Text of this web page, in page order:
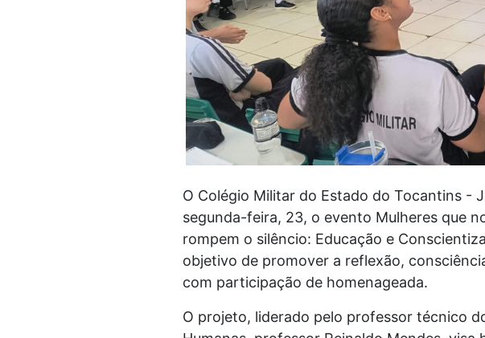
O Colégio Militar do Estado do Tocantins -
segunda-feira, 23, o evento Mulheres que
rompem o silêncio: Educação e
objetivo de promover a reflexão,
com participação de homenageada.
O projeto, liderado pelo professor técnico